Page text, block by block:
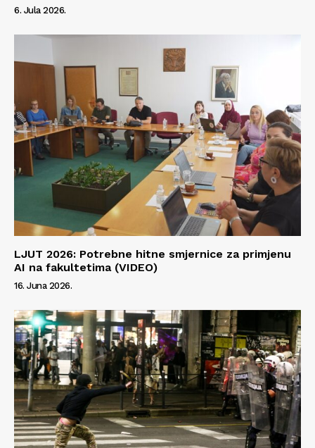
6. Jula 2026.
LJUT 2026: Potrebne hitne smjernice za primjenu
AI na fakultetima (VIDEO)
16. Juna 2026.